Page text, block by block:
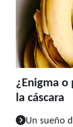
¿Enigma
la cáscara
Un sueño